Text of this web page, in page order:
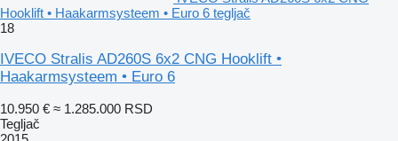
Hooklift • Haakarmsysteem • Euro 6 tegljač
18
IVECO Stralis AD260S 6x2 CNG Hooklift •
Haakarmsysteem • Euro 6
10.950 € ≈ 1.285.000 RSD
Tegljač